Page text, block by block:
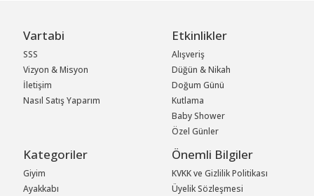
Vartabi
SSS
Vizyon & Misyon
İletişim
Nasıl Satış Yaparım
Etkinlikler
Alışveriş
Düğün & Nikah
Doğum Günü
Kutlama
Baby Shower
Özel Günler
Kategoriler
Giyim
Ayakkabı
Önemli Bilgiler
KVKK ve Gizlilik Politikası
Üyelik Sözleşmesi